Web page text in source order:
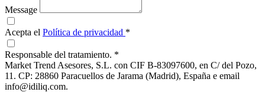
Message
Acepta el Política de privacidad *
Responsable del tratamiento. *
Market Trend Asesores, S.L. con CIF B-83097600, en C/ del Pozo,
11. CP: 28860 Paracuellos de Jarama (Madrid), España e email
info@idiliq.com.